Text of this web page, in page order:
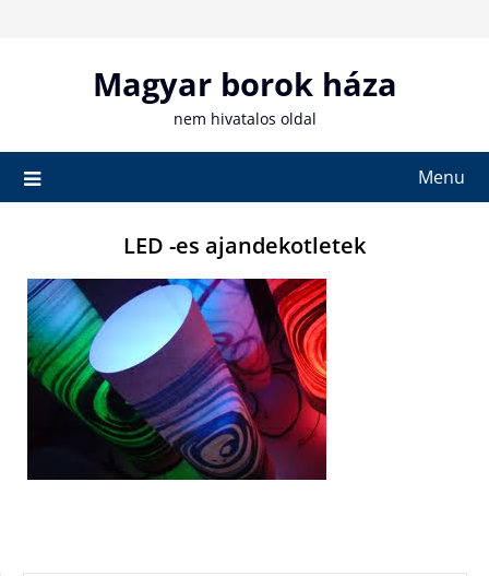
Magyar borok háza
nem hivatalos oldal
Menu
LED -es ajandekotletek